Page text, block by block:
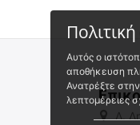
Λ.
Αυτός ο
αποθήκευση
Ανατρέξτε στην
λεπτομέρειες